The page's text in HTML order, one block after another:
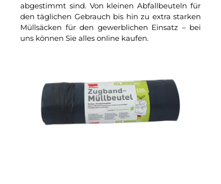
abgestimmt sind. Von kleinen Abfallbeuteln für
den täglichen Gebrauch bis hin zu extra starken
Müllsäcken für den gewerblichen Einsatz – bei
uns können Sie alles online kaufen.